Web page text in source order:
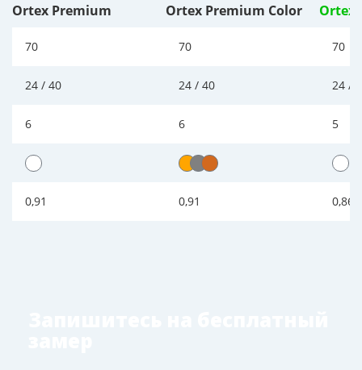
Ortex Premium
70
24 / 40
6
0,91
Ortex Premium Color
70
24 / 40
6
0,91
Ortex
70
24 /
5
0,86